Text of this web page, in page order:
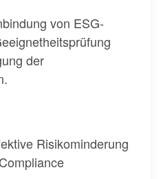
von ESG-
der
Risikominderung